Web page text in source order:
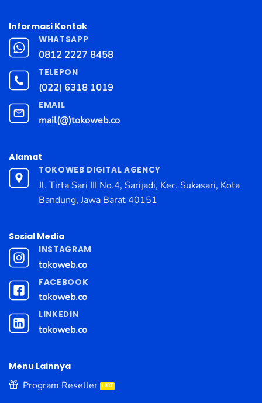
Informasi Kontak
WHATSAPP
0812 2227 8458
TELEPON
(022) 6318 1019
EMAIL
mail(@)tokoweb.co
Alamat
TOKOWEB DIGITAL AGENCY
Jl. Tirta Sari III No.4, Sarijadi, Kec. Sukasari, Kota
Bandung, Jawa Barat 40151
Sosial Media
INSTAGRAM
tokoweb.co
FACEBOOK
tokoweb.co
LINKEDIN
tokoweb.co
Menu Lainnya
Program Reseller